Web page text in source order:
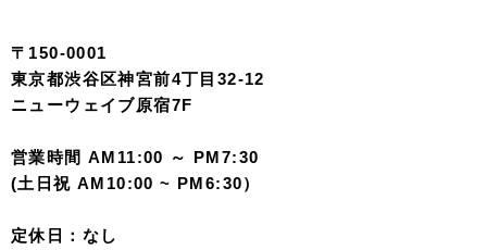
〒150-0001
東京都渋谷区神宮前4丁目32-12
ニューウェイブ原宿7F
営業時間 AM11:00 ～ PM7:30
(土日祝 AM10:00 ~ PM6:30）
定休日：なし